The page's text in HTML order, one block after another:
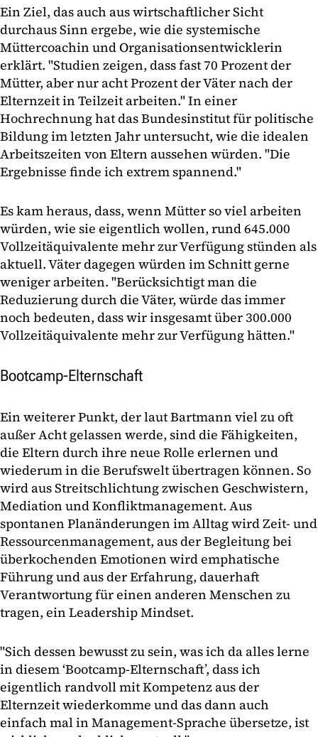
Ein Ziel, das auch aus wirtschaftlicher Sicht
durchaus Sinn ergebe, wie die systemische
Müttercoachin und Organisationsentwicklerin
erklärt. "Studien zeigen, dass fast 70 Prozent der
Mütter, aber nur acht Prozent der Väter nach der
Elternzeit in Teilzeit arbeiten." In einer
Hochrechnung hat das Bundesinstitut für politische
Bildung im letzten Jahr untersucht, wie die idealen
Arbeitszeiten von Eltern aussehen würden. "Die
Ergebnisse finde ich extrem spannend."
Es kam heraus, dass, wenn Mütter so viel arbeiten
würden, wie sie eigentlich wollen, rund 645.000
Vollzeitäquivalente mehr zur Verfügung stünden als
aktuell. Väter dagegen würden im Schnitt gerne
weniger arbeiten. "Berücksichtigt man die
Reduzierung durch die Väter, würde das immer
noch bedeuten, dass wir insgesamt über 300.000
Vollzeitäquivalente mehr zur Verfügung hätten."
Bootcamp-Elternschaft
Ein weiterer Punkt, der laut Bartmann viel zu oft
außer Acht gelassen werde, sind die Fähigkeiten,
die Eltern durch ihre neue Rolle erlernen und
wiederum in die Berufswelt übertragen können. So
wird aus Streitschlichtung zwischen Geschwistern,
Mediation und Konfliktmanagement. Aus
spontanen Planänderungen im Alltag wird Zeit- und
Ressourcenmanagement, aus der Begleitung bei
überkochenden Emotionen wird emphatische
Führung und aus der Erfahrung, dauerhaft
Verantwortung für einen anderen Menschen zu
tragen, ein Leadership Mindset.
"Sich dessen bewusst zu sein, was ich da alles lerne
in diesem ‘Bootcamp-Elternschaft’, dass ich
eigentlich randvoll mit Kompetenz aus der
Elternzeit wiederkomme und das dann auch
einfach mal in Management-Sprache übersetze, ist